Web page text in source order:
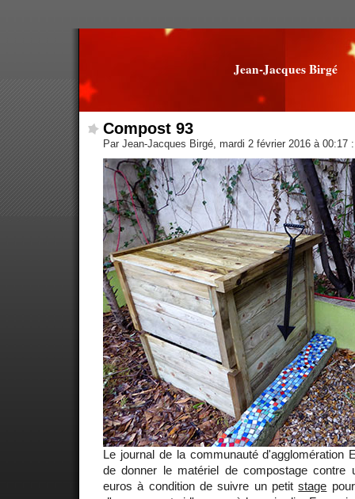
Jean-Jacques Birgé
Compost 93
Par Jean-Jacques Birgé, mardi 2 février 2016 à 00:17
Le journal de la communauté d'agglomération
de donner le matériel de compostage contre
euros à condition de suivre un petitstage